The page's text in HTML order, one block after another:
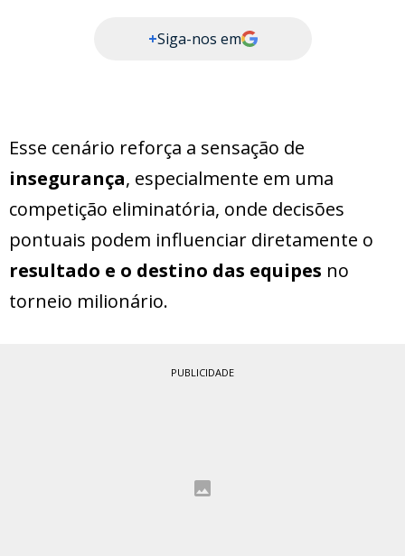
+Siga-nos em
Esse cenário reforça a sensação de
insegurança, especialmente em uma
competição eliminatória, onde decisões
pontuais podem influenciar diretamente o
resultado e o destino das equipes no
torneio milionário.
PUBLICIDADE